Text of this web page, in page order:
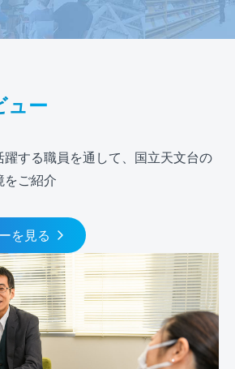
ュー
躍する職員を通して、国立天文台の
をご紹介
を見る